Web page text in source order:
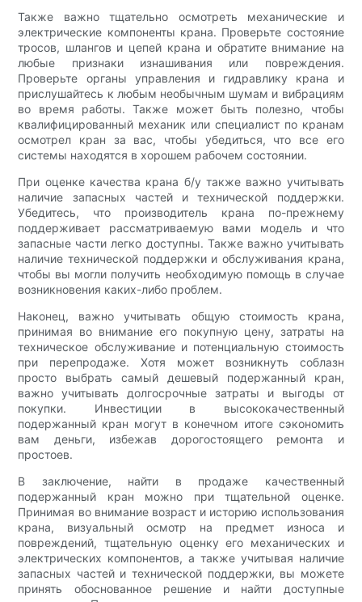
Также важно тщательно осмотреть механические и
электрические компоненты крана. Проверьте состояние
тросов, шлангов и цепей крана и обратите внимание на
любые признаки изнашивания или повреждения.
Проверьте органы управления и гидравлику крана и
прислушайтесь к любым необычным шумам и вибрациям
во время работы. Также может быть полезно, чтобы
квалифицированный механик или специалист по кранам
осмотрел кран за вас, чтобы убедиться, что все его
системы находятся в хорошем рабочем состоянии.
При оценке качества крана б/у также важно учитывать
наличие запасных частей и технической поддержки.
Убедитесь, что производитель крана по-прежнему
поддерживает рассматриваемую вами модель и что
запасные части легко доступны. Также важно учитывать
наличие технической поддержки и обслуживания крана,
чтобы вы могли получить необходимую помощь в случае
возникновения каких-либо проблем.
Наконец, важно учитывать общую стоимость крана,
принимая во внимание его покупную цену, затраты на
техническое обслуживание и потенциальную стоимость
при перепродаже. Хотя может возникнуть соблазн
просто выбрать самый дешевый подержанный кран,
важно учитывать долгосрочные затраты и выгоды от
покупки. Инвестиции в высококачественный
подержанный кран могут в конечном итоге сэкономить
вам деньги, избежав дорогостоящего ремонта и
простоев.
В заключение, найти в продаже качественный
подержанный кран можно при тщательной оценке.
Принимая во внимание возраст и историю использования
крана, визуальный осмотр на предмет износа и
повреждений, тщательную оценку его механических и
электрических компонентов, а также учитывая наличие
запасных частей и технической поддержки, вы можете
принять обоснованное решение и найти доступные